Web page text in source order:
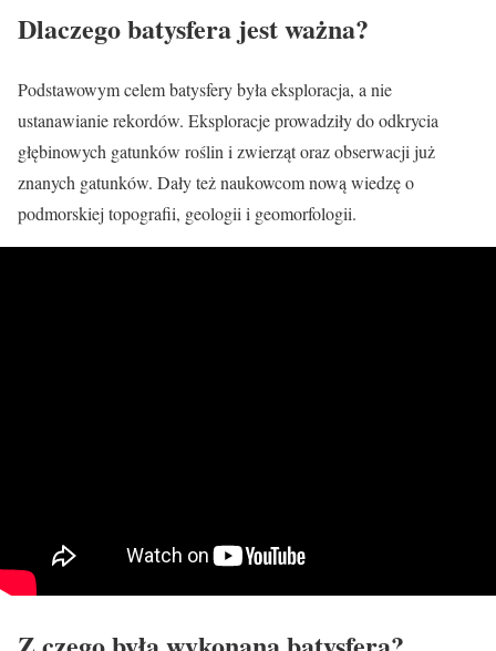
Dlaczego batysfera jest ważna?
Podstawowym celem batysfery była eksploracja, a nie
ustanawianie rekordów. Eksploracje prowadziły do odkrycia
głębinowych gatunków roślin i zwierząt oraz obserwacji już
znanych gatunków. Dały też naukowcom nową wiedzę o
podmorskiej topografii, geologii i geomorfologii.